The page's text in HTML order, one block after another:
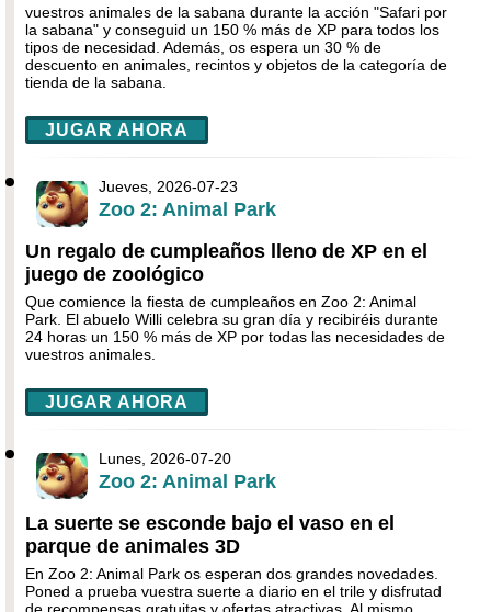
vuestros animales de la sabana durante la acción "Safari por
la sabana" y conseguid un 150 % más de XP para todos los
tipos de necesidad. Además, os espera un 30 % de
descuento en animales, recintos y objetos de la categoría de
tienda de la sabana.
JUGAR AHORA
Jueves, 2026-07-23
Zoo 2: Animal Park
Un regalo de cumpleaños lleno de XP en el
juego de zoológico
Que comience la fiesta de cumpleaños en Zoo 2: Animal
Park. El abuelo Willi celebra su gran día y recibiréis durante
24 horas un 150 % más de XP por todas las necesidades de
vuestros animales.
JUGAR AHORA
Lunes, 2026-07-20
Zoo 2: Animal Park
La suerte se esconde bajo el vaso en el
parque de animales 3D
En Zoo 2: Animal Park os esperan dos grandes novedades.
Poned a prueba vuestra suerte a diario en el trile y disfrutad